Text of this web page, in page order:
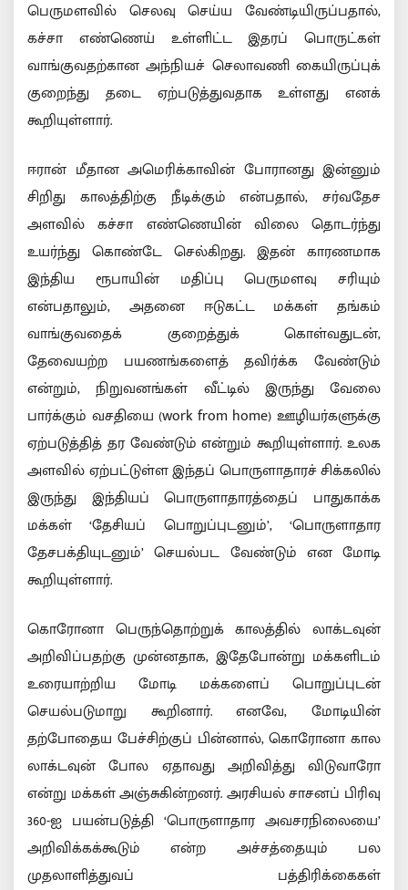
பெருமளவில் செலவு செய்ய வேண்டியிருப்பதால்,
கச்சா எண்ணெய் உள்ளிட்ட இதரப் பொருட்கள்
வாங்குவதற்கான அந்நியச் செலாவணி கையிருப்புக்
குறைந்து தடை ஏற்படுத்துவதாக உள்ளது எனக்
கூறியுள்ளார்.
ஈரான் மீதான அமெரிக்காவின் போரானது இன்னும்
சிறிது காலத்திற்கு நீடிக்கும் என்பதால், சர்வதேச
அளவில் கச்சா எண்ணெயின் விலை தொடர்ந்து
உயர்ந்து கொண்டே செல்கிறது. இதன் காரணமாக
இந்திய ரூபாயின் மதிப்பு பெருமளவு சரியும்
என்பதாலும், அதனை ஈடுகட்ட மக்கள் தங்கம்
வாங்குவதைக் குறைத்துக் கொள்வதுடன்,
தேவையற்ற பயணங்களைத் தவிர்க்க வேண்டும்
என்றும், நிறுவனங்கள் வீட்டில் இருந்து வேலை
பார்க்கும் வசதியை (work from home) ஊழியர்களுக்கு
ஏற்படுத்தித் தர வேண்டும் என்றும் கூறியுள்ளார். உலக
அளவில் ஏற்பட்டுள்ள இந்தப் பொருளாதாரச் சிக்கலில்
இருந்து இந்தியப் பொருளாதாரத்தைப் பாதுகாக்க
மக்கள் ‘தேசியப் பொறுப்புடனும்’, ‘பொருளாதார
தேசபக்தியுடனும்’ செயல்பட வேண்டும் என மோடி
கூறியுள்ளார்.
கொரோனா பெருந்தொற்றுக் காலத்தில் லாக்டவுன்
அறிவிப்பதற்கு முன்னதாக, இதேபோன்று மக்களிடம்
உரையாற்றிய மோடி மக்களைப் பொறுப்புடன்
செயல்படுமாறு கூறினார். எனவே, மோடியின்
தற்போதைய பேச்சிற்குப் பின்னால், கொரோனா கால
லாக்டவுன் போல ஏதாவது அறிவித்து விடுவாரோ
என்று மக்கள் அஞ்சுகின்றனர். அரசியல் சாசனப் பிரிவு
360-ஐ பயன்படுத்தி ‘பொருளாதார அவசரநிலையை’
அறிவிக்கக்கூடும் என்ற அச்சத்தையும் பல
முதலாளித்துவப் பத்திரிக்கைகள்